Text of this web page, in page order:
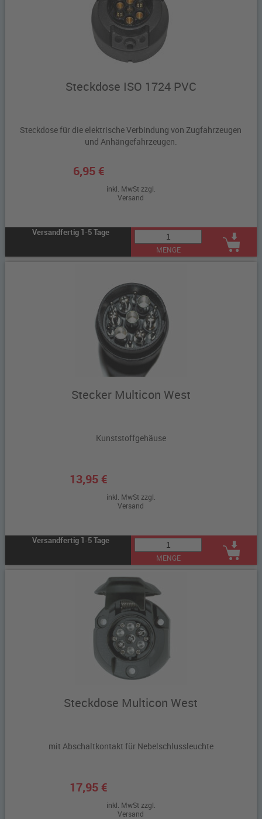
Steckdose ISO 1724 PVC
Steckdose für die elektrische Verbindung von Zugfahrzeugen
und Anhängefahrzeugen.
6,95 €
inkl. MwSt zzgl.
Versand
Versandfertig 1-5 Tage
MENGE
Stecker Multicon West
Kunststoffgehäuse
13,95 €
inkl. MwSt zzgl.
Versand
Versandfertig 1-5 Tage
MENGE
Steckdose Multicon West
mit Abschaltkontakt für Nebelschlussleuchte
17,95 €
inkl. MwSt zzgl.
Versand